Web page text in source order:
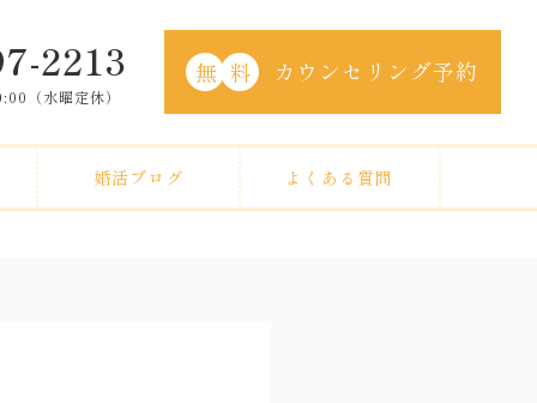
2213
（水曜定休）
カウンセリング予約
無 料
婚活ブログ よくある質問